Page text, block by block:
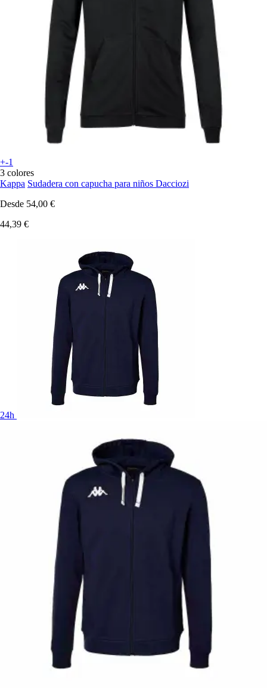
+-1
3 colores
Kappa Sudadera con capucha para niños Dacciozi
Desde 54,00 €
44,39 €
24h